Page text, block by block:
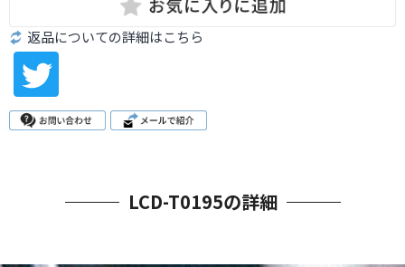
返品についての詳細はこちら
LCD-T0195の詳細